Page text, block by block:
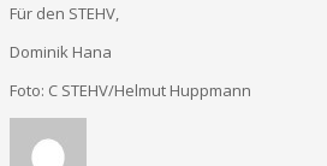
Für den STEHV,
Dominik Hana
Foto: C STEHV/Helmut Huppmann